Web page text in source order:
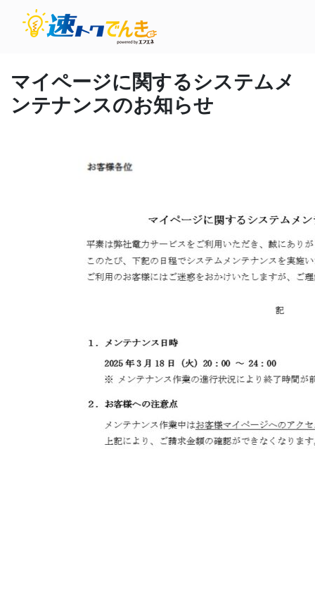
マイページに関するシステムメ
ンテナンスのお知らせ